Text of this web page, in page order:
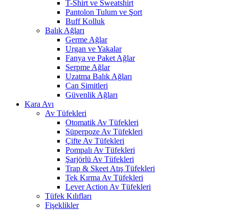
T-Shirt ve Sweatshirt
Pantolon Tulum ve Şort
Buff Kolluk
Balık Ağları
Germe Ağlar
Urgan ve Yakalar
Fanya ve Paket Ağlar
Serpme Ağlar
Uzatma Balık Ağları
Can Simitleri
Güvenlik Ağları
Kara Avı
Av Tüfekleri
Otomatik Av Tüfekleri
Süperpoze Av Tüfekleri
Çifte Av Tüfekleri
Pompalı Av Tüfekleri
Şarjörlü Av Tüfekleri
Trap & Skeet Atış Tüfekleri
Tek Kırma Av Tüfekleri
Lever Action Av Tüfekleri
Tüfek Kılıfları
Fişeklikler